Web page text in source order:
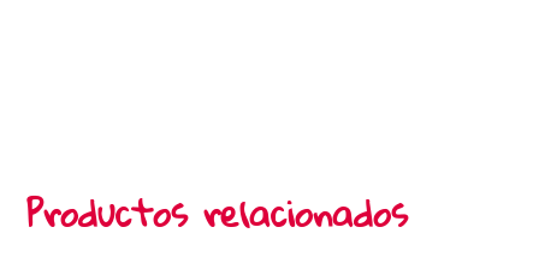
Productos relacionados